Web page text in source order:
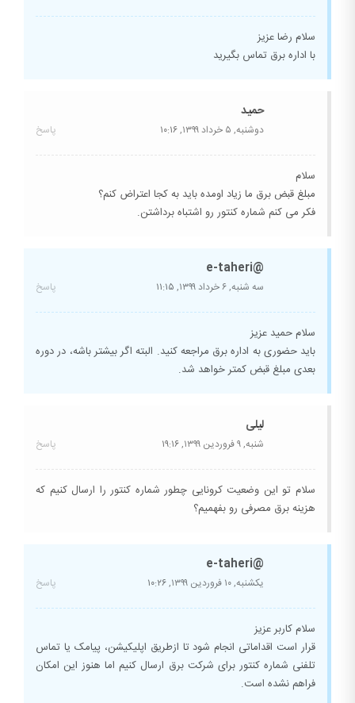
سلام رضا عزیز
با اداره برق تماس بگیرید
حمید
دوشنبه, ۵ خرداد ۱۳۹۹, ۱۰:۱۶ پاسخ
سلام
مبلغ قبض برق ما زیاد اومده باید به کجا اعتراض کنم؟
فکر می کنم شماره کنتور رو اشتباه برداشتن.
@e-taheri
سه شنبه, ۶ خرداد ۱۳۹۹, ۱۱:۱۵ پاسخ
سلام حمید عزیز
باید حضوری به اداره برق مراجعه کنید. البته اگر بیشتر باشه، در دوره
بعدی مبلغ قبض کمتر خواهد شد.
لیلی
شنبه, ۹ فروردین ۱۳۹۹, ۱۹:۱۶ پاسخ
سلام تو این وضعیت کرونایی چطور شماره کنتور را ارسال کنیم که
هزینه برق مصرفی رو بفهمیم؟
@e-taheri
یکشنبه, ۱۰ فروردین ۱۳۹۹, ۱۰:۲۶ پاسخ
سلام کاربر عزیز
قرار است اقداماتی انجام شود تا ازطریق اپلیکیشن، پیامک یا تماس
تلفنی شماره کنتور برای شرکت برق ارسال کنیم اما هنوز این امکان
فراهم نشده است.